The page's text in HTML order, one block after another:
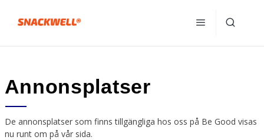
Annonsplatser
De annonsplatser som finns tillgängliga hos oss på Be Good visas
nu runt om på vår sida.